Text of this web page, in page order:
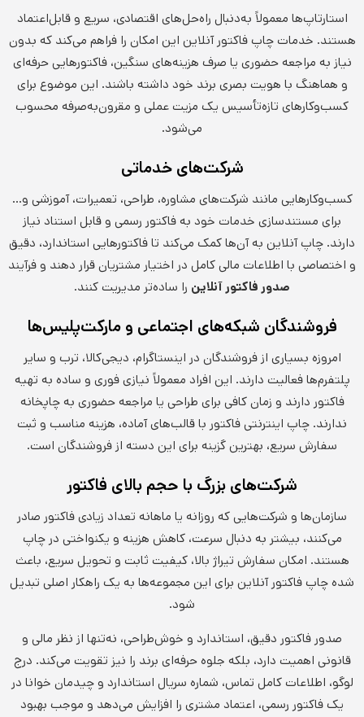
استارتاپ‌ها معمولاً به‌دنبال راه‌حل‌های اقتصادی، سریع و قابل‌اعتماد
هستند. خدمات چاپ فاکتور آنلاین این امکان را فراهم می‌کند که بدون
نیاز به مراجعه حضوری یا صرف هزینه‌های سنگین، فاکتورهایی حرفه‌ای
و هماهنگ با هویت بصری برند خود داشته باشند. این موضوع برای
کسب‌وکارهای تازه‌تأسیس یک مزیت عملی و مقرون‌به‌صرفه محسوب
می‌شود.
شرکت‌های خدماتی
کسب‌وکارهایی مانند شرکت‌های مشاوره، طراحی، تعمیرات، آموزشی و…
برای مستندسازی خدمات خود به فاکتور رسمی و قابل استناد نیاز
دارند. چاپ آنلاین به آن‌ها کمک می‌کند تا فاکتورهایی استاندارد، دقیق
و اختصاصی با اطلاعات مالی کامل در اختیار مشتریان قرار دهند و فرآیند
صدور فاکتور آنلاین را ساده‌تر مدیریت کنند.
فروشندگان شبکه‌های اجتماعی و مارکت‌پلیس‌ها
امروزه بسیاری از فروشندگان در اینستاگرام، دیجی‌کالا، ترب و سایر
پلتفرم‌ها فعالیت دارند. این افراد معمولاً نیازی فوری و ساده به تهیه
فاکتور دارند و زمان کافی برای طراحی یا مراجعه حضوری به چاپخانه
ندارند. چاپ اینترنتی فاکتور با قالب‌های آماده، هزینه مناسب و ثبت
سفارش سریع، بهترین گزینه برای این دسته از فروشندگان است.
شرکت‌های بزرگ با حجم بالای فاکتور
سازمان‌ها و شرکت‌هایی که روزانه یا ماهانه تعداد زیادی فاکتور صادر
می‌کنند، بیشتر به دنبال سرعت، کاهش هزینه و یکنواختی در چاپ
هستند. امکان سفارش تیراژ بالا، کیفیت ثابت و تحویل سریع، باعث
شده چاپ فاکتور آنلاین برای این مجموعه‌ها به یک راهکار اصلی تبدیل
شود.
صدور فاکتور دقیق، استاندارد و خوش‌طراحی، نه‌تنها از نظر مالی و
قانونی اهمیت دارد، بلکه جلوه حرفه‌ای برند را نیز تقویت می‌کند. درج
لوگو، اطلاعات کامل تماس، شماره سریال استاندارد و چیدمان خوانا در
یک فاکتور رسمی، اعتماد مشتری را افزایش می‌دهد و موجب بهبود